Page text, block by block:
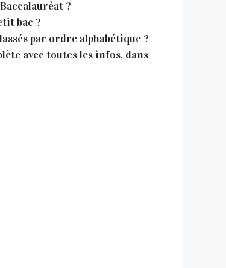
?
bac ?
par ordre alphabétique ?
avec toutes les infos, dans